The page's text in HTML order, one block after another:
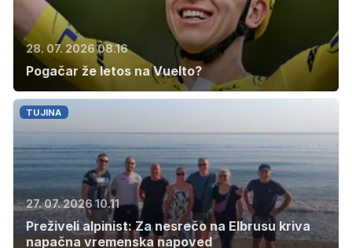
28. 07. 2026 08.16
Pogačar že letos na Vuelto?
TUJINA
27. 07. 2026 10.11
Preživeli alpinist: Za nesrečo na Elbrusu kriva
napačna vremenska napoved